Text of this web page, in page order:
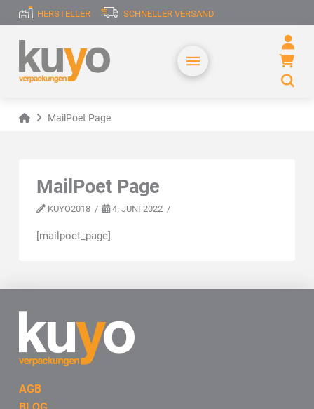
HERSTELLER SCHNELLER VERSAND
HomeMailPoet Page
MailPoet Page
KUYO2018 4. JUNI 2022
[mailpoet_page]
AGB